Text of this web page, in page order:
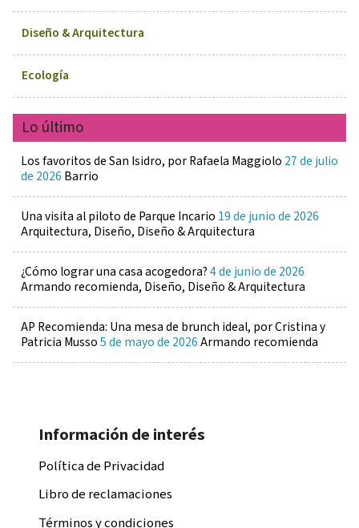
Diseño & Arquitectura
Ecología
Lo último
Los favoritos de San Isidro, por Rafaela Maggiolo 27 de julio
de 2026 Barrio
Una visita al piloto de Parque Incario 19 de junio de 2026
Arquitectura, Diseño, Diseño & Arquitectura
¿Cómo lograr una casa acogedora?4 de junio de 2026
Armando recomienda, Diseño, Diseño & Arquitectura
AP Recomienda: Una mesa de brunch ideal, por Cristina y
Patricia Musso5 de mayo de 2026Armando recomienda
Información de interés
Política de Privacidad
Libro de reclamaciones
Términos y condiciones